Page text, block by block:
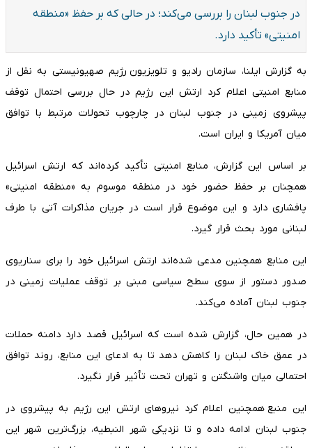
در جنوب لبنان را بررسی می‌کند؛ در حالی که بر حفظ «منطقه
امنیتی» تأکید دارد.
به گزارش ایلنا، سازمان رادیو و تلویزیون رژیم صهیونیستی به نقل از
منابع امنیتی اعلام کرد ارتش این رژیم در حال بررسی احتمال توقف
پیشروی زمینی در جنوب لبنان در چارچوب تحولات مرتبط با توافق
میان آمریکا و ایران است.
بر اساس این گزارش، منابع امنیتی تأکید کرده‌اند که ارتش اسرائیل
همچنان بر حفظ حضور خود در منطقه موسوم به «منطقه امنیتی»
پافشاری دارد و این موضوع قرار است در جریان مذاکرات آتی با طرف
لبنانی مورد بحث قرار گیرد.
این منابع همچنین مدعی شده‌اند ارتش اسرائیل خود را برای سناریوی
صدور دستور از سوی سطح سیاسی مبنی بر توقف عملیات زمینی در
جنوب لبنان آماده می‌کند.
در همین حال، گزارش شده است که اسرائیل قصد دارد دامنه حملات
در عمق خاک لبنان را کاهش دهد تا به ادعای این منابع، روند توافق
احتمالی میان واشنگتن و تهران تحت تأثیر قرار نگیرد.
این منبع همچنین اعلام کرد نیروهای ارتش این رژیم به پیشروی در
جنوب لبنان ادامه داده و تا نزدیکی شهر النبطیه، بزرگ‌ترین شهر این